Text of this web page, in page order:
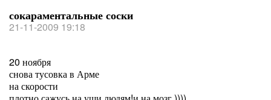
сокараментальные соски
21-11-2009 19:18
20 ноября
снова тусовка в Арме
на скорости